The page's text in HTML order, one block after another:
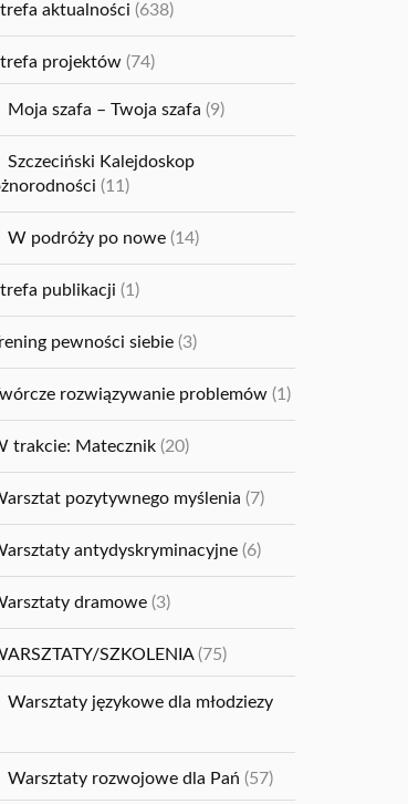
aktualności (638)
projektów (74)
Moja szafa – Twoja szafa (9)
Szczeciński Kalejdoskop
(11)
W podróży po nowe (14)
publikacji (1)
pewności siebie (3)
rozwiązywanie problemów (1)
trakcie: Matecznik (20)
pozytywnego myślenia (7)
antydyskryminacyjne (6)
dramowe (3)
SZKOLENIA(75)
Warsztaty językowe dla młodziezy
Warsztaty rozwojowe dla Pań (57)